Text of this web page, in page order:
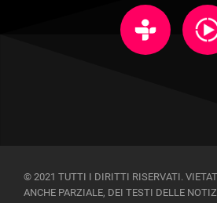
© 2021 TUTTI I DIRITTI RISERVATI.
ANCHE PARZIALE, DEI TESTI DELLE